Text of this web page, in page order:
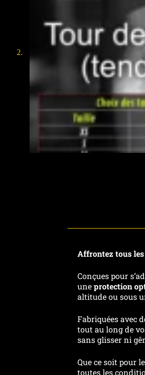
Affrontez tous
Conçues pour
uneprotection
altitude ou sous
Fabriquées avec
tout au long de
sans glisser ni
Que ce soit pour
toutes les